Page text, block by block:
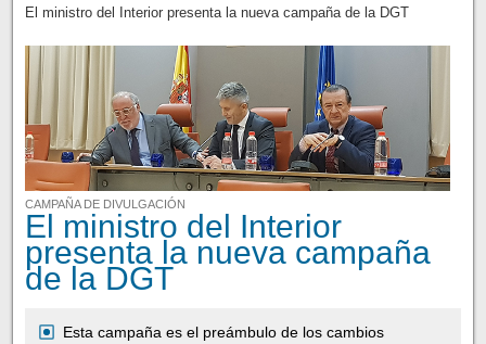
El ministro del Interior presenta la nueva campaña de la DGT
CAMPAÑA DE DIVULGACIÓN
El ministro del Interior
presenta la nueva campaña
de la DGT
Esta campaña es el preámbulo de los cambios